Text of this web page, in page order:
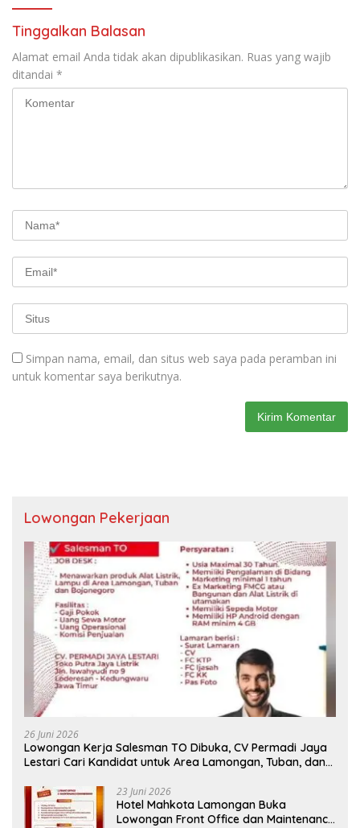
Tinggalkan Balasan
Alamat email Anda tidak akan dipublikasikan. Ruas yang wajib
ditandai *
Simpan nama, email, dan situs web saya pada peramban ini
untuk komentar saya berikutnya.
Lowongan Pekerjaan
26 Juni 2026
Lowongan Kerja Salesman TO Dibuka, CV Permadi Jaya
Lestari Cari Kandidat untuk Area Lamongan, Tuban, dan
23 Juni 2026
Hotel Mahkota Lamongan Buka
Lowongan Front Office dan Maintenance